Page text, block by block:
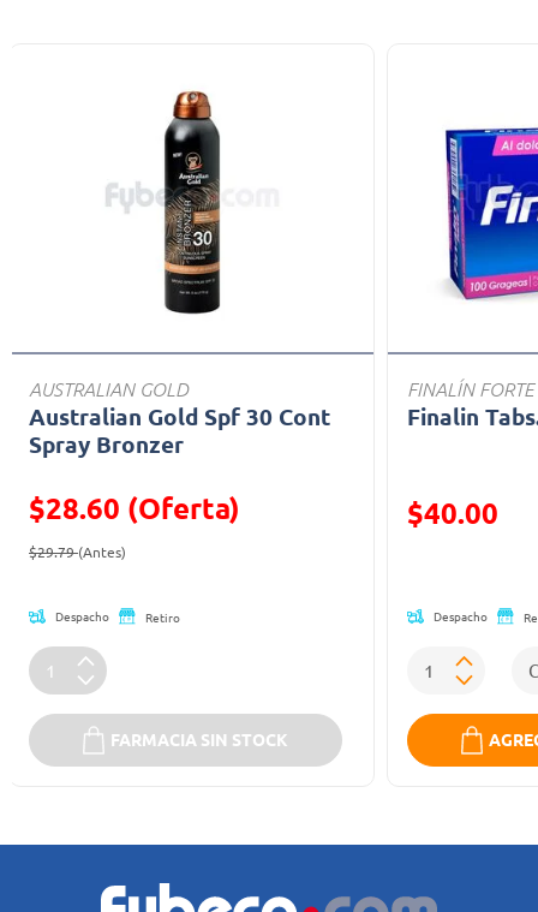
AUSTRALIAN GOLD
Australian Gold Spf 30 Cont
Spray Bronzer
$28.60 (Oferta)
Precio reducido de
$29.79(Antes)
Despacho Retiro
FARMACIA SIN STOCK
FINALÍN FORTE
Finalin
Precio
$40.00
Despacho